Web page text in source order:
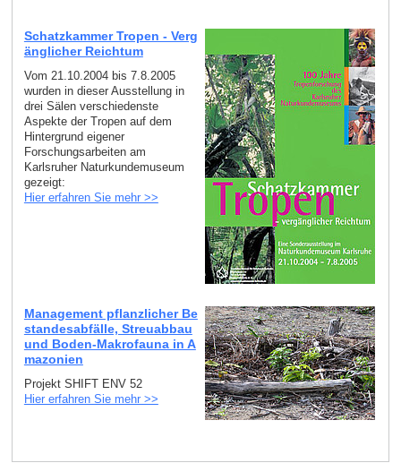
Schatzkammer Tropen - Verg
änglicher Reichtum
Vom 21.10.2004 bis 7.8.2005
wurden in dieser Ausstellung in
drei Sälen verschiedenste
Aspekte der Tropen auf dem
Hintergrund eigener
Forschungsarbeiten am
Karlsruher Naturkundemuseum
gezeigt:
Hier erfahren Sie mehr >>
Management pflanzlicher Be
standesabfälle, Streuabbau
und Boden-Makrofauna in A
mazonien
Projekt SHIFT ENV 52
Hier erfahren Sie mehr >>